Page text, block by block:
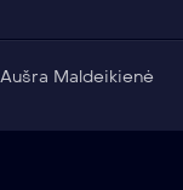
Maldeikienė